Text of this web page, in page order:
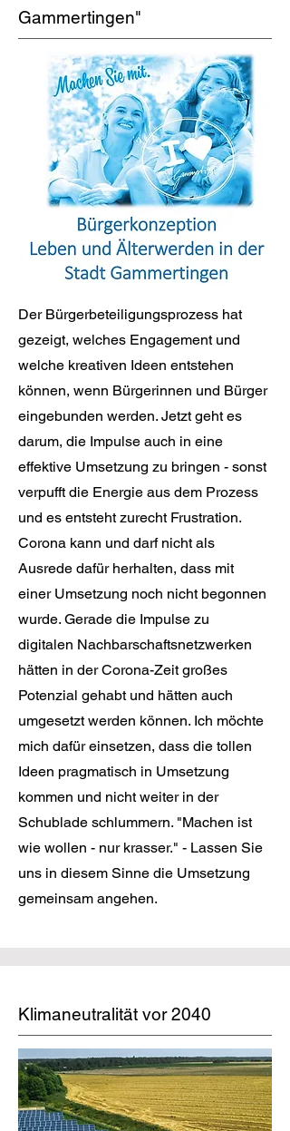
Gammertingen"
Der Bürgerbeteiligungsprozess hat
gezeigt, welches Engagement und
welche kreativen Ideen entstehen
können, wenn Bürgerinnen und Bürger
eingebunden werden. Jetzt geht es
darum, die Impulse auch in eine
effektive Umsetzung zu bringen - sonst
verpufft die Energie aus dem Prozess
und es entsteht zurecht Frustration.
Corona kann und darf nicht als
Ausrede dafür herhalten, dass mit
einer Umsetzung noch nicht begonnen
wurde. Gerade die Impulse zu
digitalen Nachbarschaftsnetzwerken
hätten in der Corona-Zeit großes
Potenzial gehabt und hätten auch
umgesetzt werden können. Ich möchte
mich dafür einsetzen, dass die tollen
Ideen pragmatisch in Umsetzung
kommen und nicht weiter in der
Schublade schlummern. "Machen ist
wie wollen - nur krasser." - Lassen Sie
uns in diesem Sinne die Umsetzung
gemeinsam angehen.
Klimaneutralität vor 2040